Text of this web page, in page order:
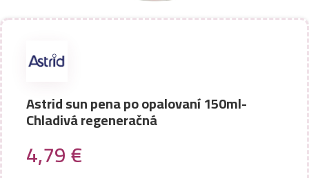
Astrid sun pena po opalovaní 150ml-
Chladivá regeneračná
4,79€